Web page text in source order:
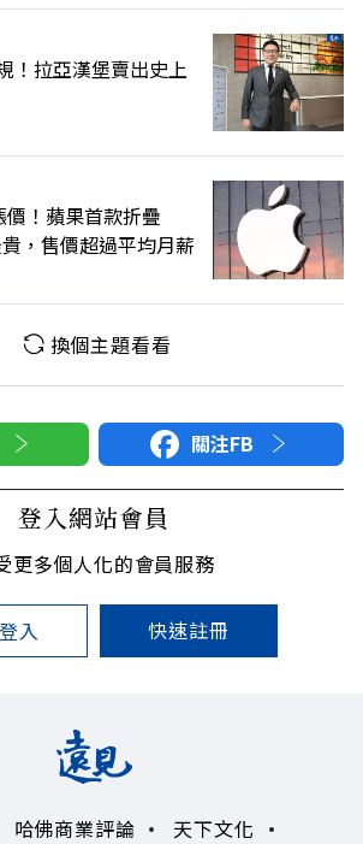
！拉亞漢堡賣出史上
！蘋果首款折疊
，售價超過平均月薪
換個主題看看
關注FB
登入網站會員
更多個人化的會員服務
入 快速註冊
哈佛商業評論 天下文化